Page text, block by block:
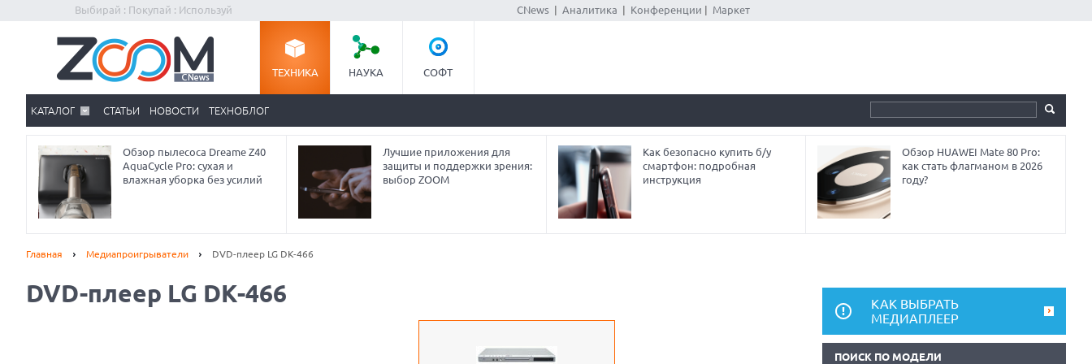
Выбирай : Покупай : Используй CNews| Аналитика Конференции Маркет
ТЕХНИКА НАУКА СОФТ
КАТАЛОГ СТАТЬИ НОВОСТИ ТЕХНОБЛОГ
Обзор пылесоса Dreame Z40
AquaCycle Pro: сухая и
влажная уборка без усилий
Лучшие приложения для
защиты и поддержки зрения:
выбор ZOOM
Как безопасно купить б/у
смартфон: подробная
инструкция
Обзор HUAWEI Mate 80 Pro:
как стать флагманом в 2026
году?
Главная Медиапроигрыватели DVD-плеер LG DK-466
DVD-плеер LG DK-466
КАК ВЫБРАТЬ
МЕДИАПЛЕЕР
ПОИСК ПО МОДЕЛИ